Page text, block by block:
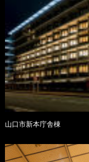
山口市新本庁舎棟